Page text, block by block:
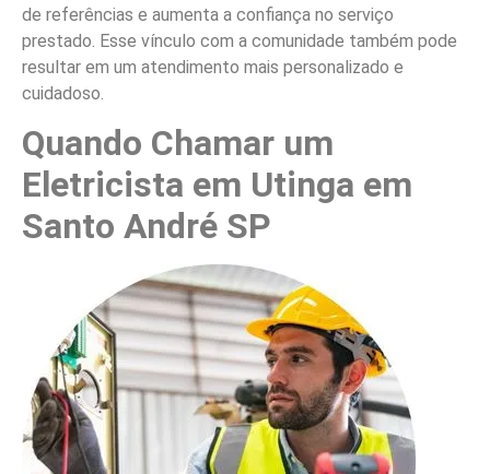
de referências e aumenta a confiança no serviço
prestado. Esse vínculo com a comunidade também pode
resultar em um atendimento mais personalizado e
cuidadoso.
Quando Chamar um
Eletricista em Utinga em
Santo André SP